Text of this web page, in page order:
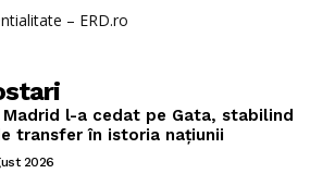
– ERD.ro
l-a cedat pe Gata, stabilind
transfer în istoria națiunii
2026